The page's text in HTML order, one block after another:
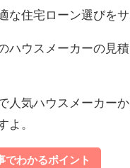
な住宅ローン選びをサ
ハウスメーカーの見
人気ハウスメーカーか
よ。
でわかるポイント